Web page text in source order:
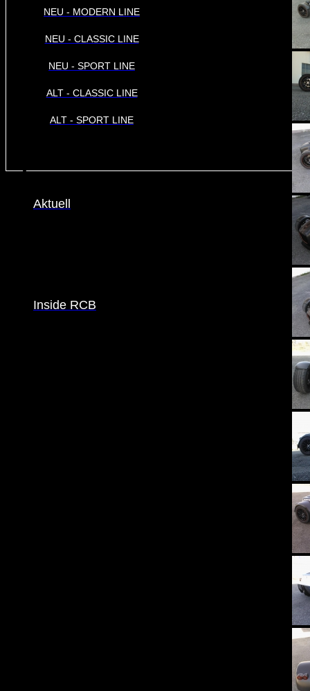
NEU - MODERN LINE
NEU - CLASSIC LINE
NEU - SPORT LINE
ALT - CLASSIC LINE
ALT - SPORT LINE
Aktuell
Inside RCB